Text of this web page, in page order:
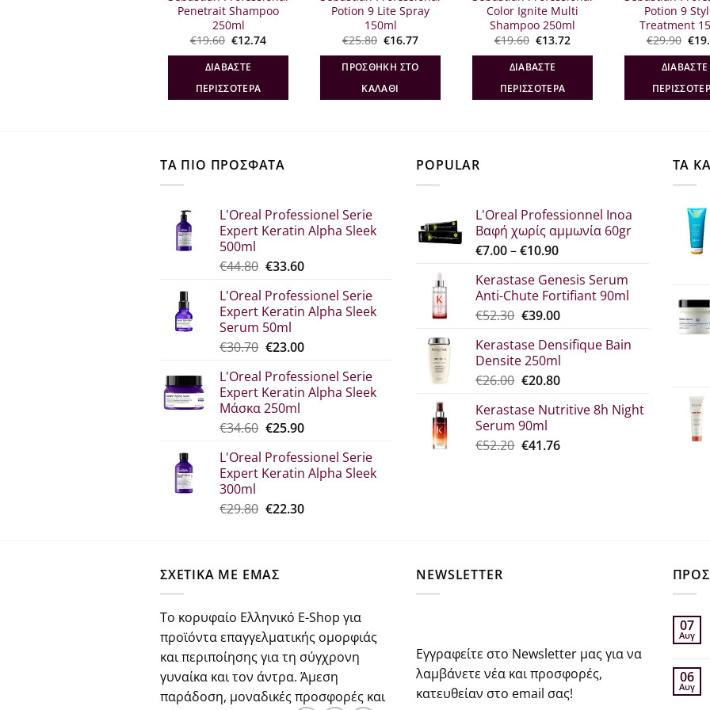
Penetrait Shampoo
250ml
€19.60 Original
was:
€19.60.
€12.74Η
ΔΙΑΒΆΣΤΕ
ΠΕΡΙΣΣΌΤΕΡΑ
Potion 9 Lite Spray
150ml
€25.80 Original
was:
€25.80.
€16.77Η
τιμή
είναι:
ΠΡΟΣΘΉΚΗ ΣΤΟ
ΚΑΛΆΘΙ
Color Ignite Multi
Shampoo 250ml
€19.60 Original
was:
€19.60.
€13.72Η
ΔΙΑΒΆΣΤΕ
ΠΕΡΙΣΣΌΤΕΡΑ
Potion 9
Treatment
€29.90
was:
€
ΔΙΑΒΆΣΤΕ
ΤΑ ΠΙΟ ΠΡΟΣΦΑΤΑ
L'Oreal Professionel Serie
Expert Keratin Alpha Sleek
500ml
€44.80 Original
was:
€44.80.
€33.60Η
τιμή
είναι:
L'Oreal Professionel Serie
Expert Keratin Alpha Sleek
Serum 50ml
€30.70 Original
was:
€30.70.
€23.00Η
τιμή
είναι:
L'Oreal Professionel Serie
Expert Keratin Alpha Sleek
Μάσκα 250ml
€34.60 Original
was:
€34.60.
€25.90Η
τιμή
είναι:
L'Oreal Professionel Serie
Expert Keratin Alpha Sleek
300ml
€29.80 Original
€22.30Η
POPULAR
L'Oreal Professionnel Inoa
Βαφή χωρίς αμμωνία 60gr
€7.00–€10.90Price
€7.00
through
€10.90
Kerastase Genesis Serum
Anti-Chute Fortifiant 90ml
€52.30 Original
was:
€52.30.
€39.00Η
τιμή
είναι:
€39.00.
Kerastase Densifique Bain
Densite 250ml
€26.00 Original
was:
€26.00.
€20.80Η
τιμή
€20.80.
Kerastase Nutritive 8h Night
Serum 90ml
€52.20 Original
€41.76Η
ΤΑ
ΣΧΕΤΙΚΑ ΜΕ ΕΜΑΣ
Το κορυφαίο Ελληνικό E-Shop για
προϊόντα επαγγελματικής ομορφιάς
και περιποίησης για τη σύγχρονη
γυναίκα και τον άντρα. Άμεση
παράδοση, μοναδικές προσφορές και
NEWSLETTER
Εγγραφείτε στο Newsletter μας για να
λαμβάνετε νέα και προσφορές,
κατευθείαν στο email σας!
07
Αυγ
06
Αυγ